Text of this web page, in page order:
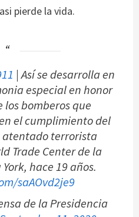
pierde la vida.
| Así se desarrolla en
especial en honor
bomberos que
el cumplimiento del
terrorista
Trade Center de la
hace 19 años.
saAOvd2je9
de la Presidencia